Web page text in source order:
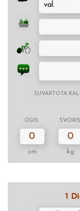
val.
SUVARTOTA
ŪGIS:
0
cm
0
kg
1